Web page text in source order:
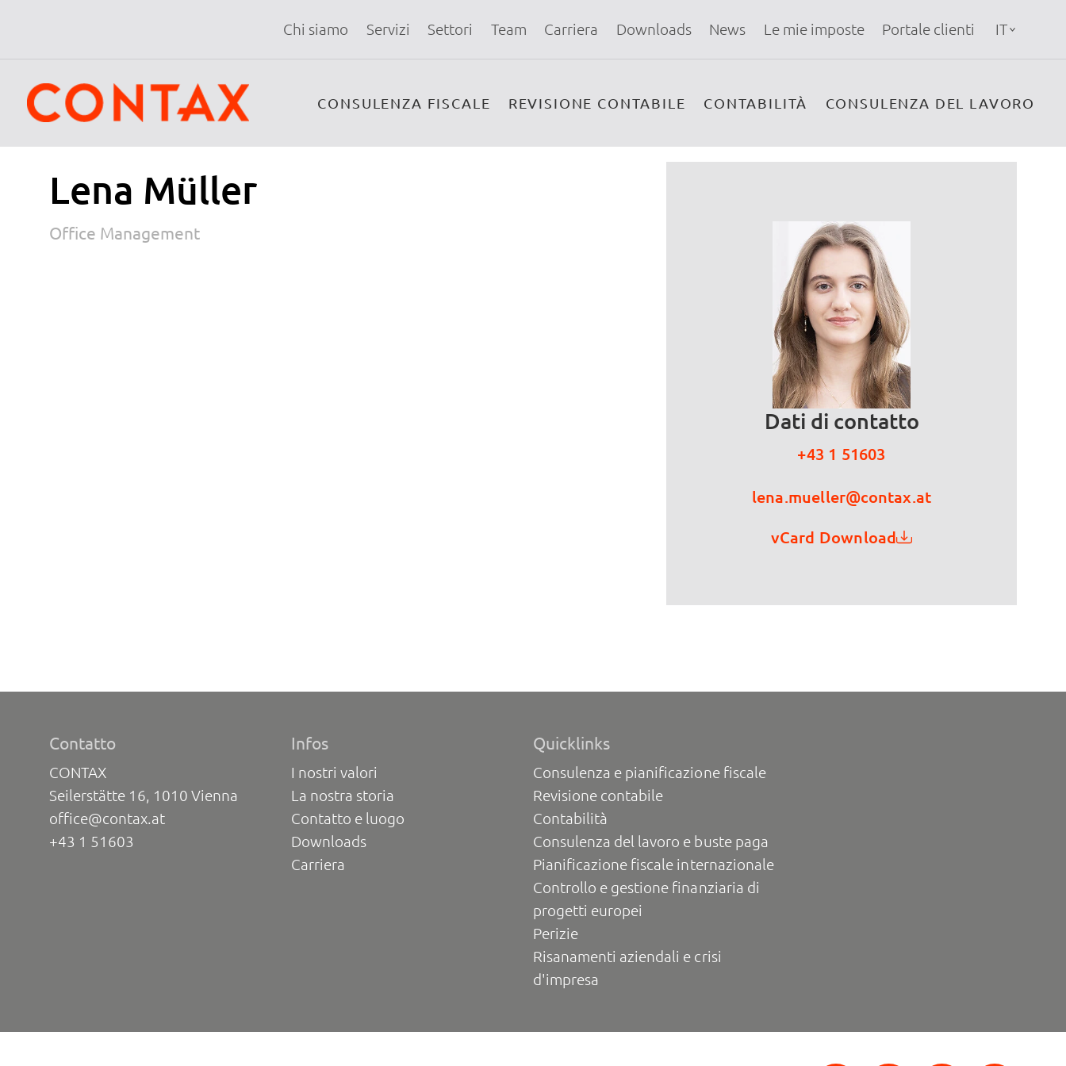
Chi siamo Servizi Settori Team Carriera Downloads News Le mie imposte Portale clienti IT
CONSULENZA FISCALE REVISIONE CONTABILE CONTABILITÀ CONSULENZA DEL LAVORO
Lena Müller
Office Management
Dati di contatto
+43 1 51603
lena.mueller@contax.at
vCard Download
Contatto
CONTAX
Seilerstätte 16, 1010 Vienna
office@contax.at
+43 1 51603
Infos
I nostri valori
La nostra storia
Contatto e luogo
Downloads
Carriera
Quicklinks
Consulenza e pianificazione fiscale
Revisione contabile
Contabilità
Consulenza del lavoro e buste paga
Pianificazione fiscale internazionale
Controllo e gestione finanziaria di
progetti europei
Perizie
Risanamenti aziendali e crisi
d'impresa